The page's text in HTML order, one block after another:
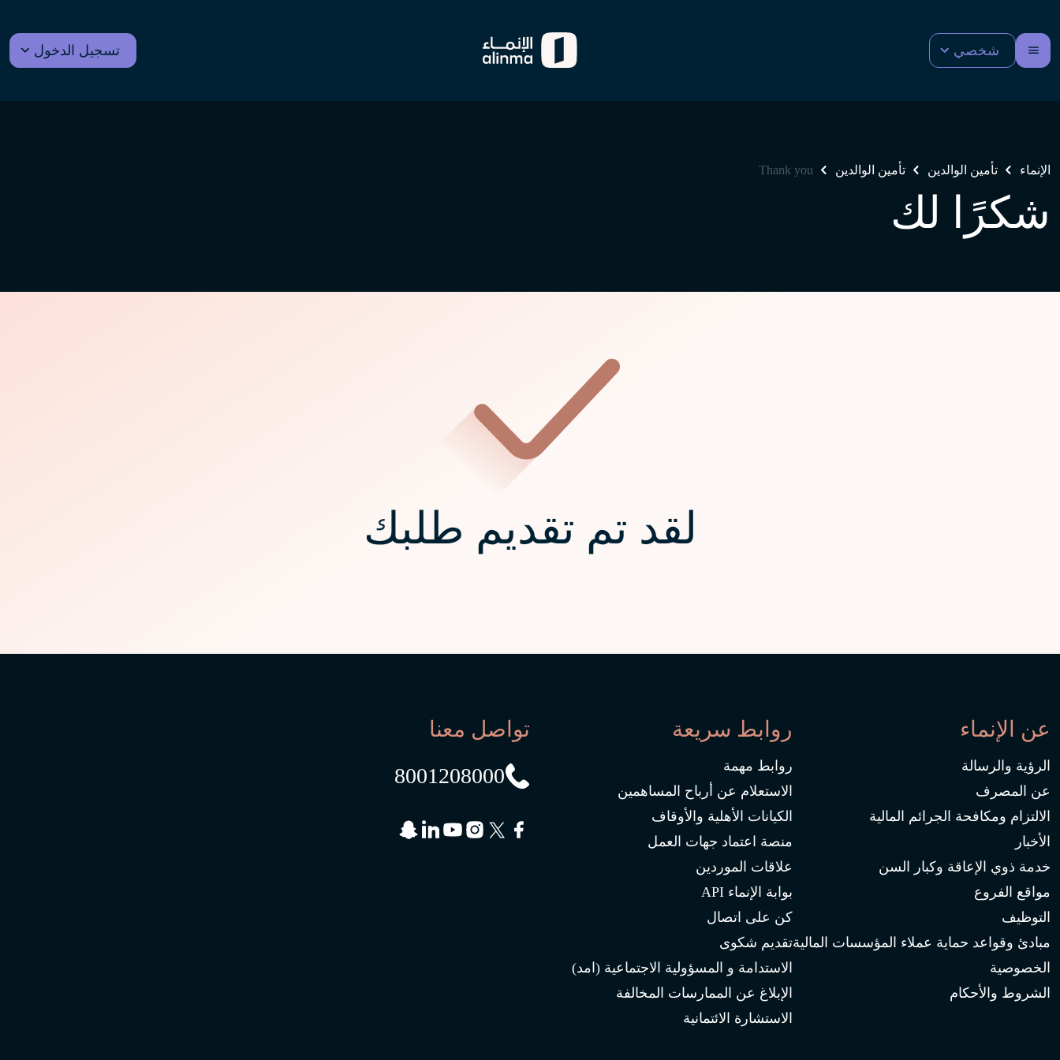
شخصي تسجيل الدخول
الإنماء تأمين الوالدين تأمين الوالدين Thank you
شكرًا لك
لقد تم تقديم طلبك
عن الإنماء
الرؤية والرسالة
عن المصرف
الالتزام ومكافحة الجرائم المالية
الأخبار
خدمة ذوي الإعاقة وكبار السن
مواقع الفروع
التوظيف
مبادئ وقواعد حماية عملاء المؤسسات المالية
الخصوصية
الشروط والأحكام
روابط سريعة
روابط مهمة
الاستعلام عن أرباح المساهمين
الكيانات الأهلية والأوقاف
منصة اعتماد جهات العمل
علاقات الموردين
بوابة الإنماء API
كن على اتصال
تقديم شكوى
الاستدامة و المسؤولية الاجتماعية (امد)
الإبلاغ عن الممارسات المخالفة
الاستشارة الائتمانية
تواصل معنا
8001208000